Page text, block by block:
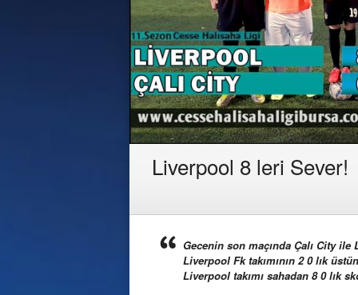
Liverpool 8 leri Sever!
Gecenin son maçında Çalı City ile
Liverpool Fk takımının 2 0 lık
Liverpool takımı sahadan 8 0 lık